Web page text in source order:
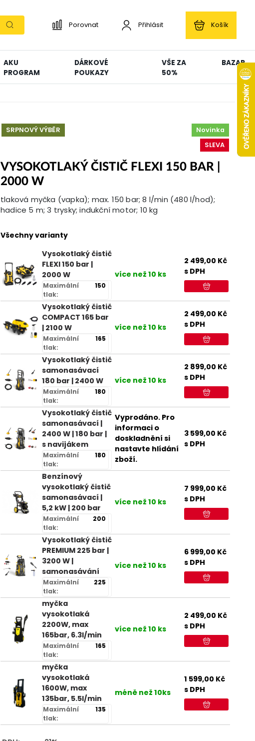
Porovnat Přihlásit Košík
AKU
PROGRAM
DÁRKOVÉ
POUKAZY
VŠE ZA
50%
BAZAR
Novinka
SLEVA
SRPNOVÝ VÝBĚR
VYSOKOTLAKÝ ČISTIČ FLEXI 150 BAR |
2000 W
tlaková myčka (vapka); max. 150 bar; 8 l/min (480 l/hod);
hadice 5 m; 3 trysky; indukční motor; 10 kg
Všechny varianty
Vysokotlaký čistič
FLEXI 150 bar |
2000 W
Maximální
tlak:
150
více než 10 ks
2 499,00 Kč
s DPH
Vysokotlaký čistič
COMPACT 165 bar
| 2100 W
Maximální
tlak:
165
více než 10 ks
2 499,00 Kč
s DPH
Vysokotlaký čistič
samonasávací
180 bar | 2400 W
Maximální
tlak:
180
více než 10 ks
2 899,00 Kč
s DPH
Vysokotlaký čistič
samonasávací |
2400 W | 180 bar |
s navijákem
Maximální
tlak:
180
Vyprodáno. Pro
informaci o
doskladnění si
nastavte hlídání
zboží.
3 599,00 Kč
s DPH
Benzínový
vysokotlaký čistič
samonasávací |
5,2 kW | 200 bar
Maximální
tlak:
200
více než 10 ks
7 999,00 Kč
s DPH
Vysokotlaký čistič
PREMIUM 225 bar |
3200 W |
samonasávání
Maximální
tlak:
225
více než 10 ks
6 999,00 Kč
s DPH
myčka
vysokotlaká
2200W, max
165bar, 6.3l/min
Maximální
tlak:
165
více než 10 ks
2 499,00 Kč
s DPH
myčka
vysokotlaká
1600W, max
135bar, 5.5l/min
Maximální
tlak:
135
méně než 10ks
1 599,00 Kč
s DPH